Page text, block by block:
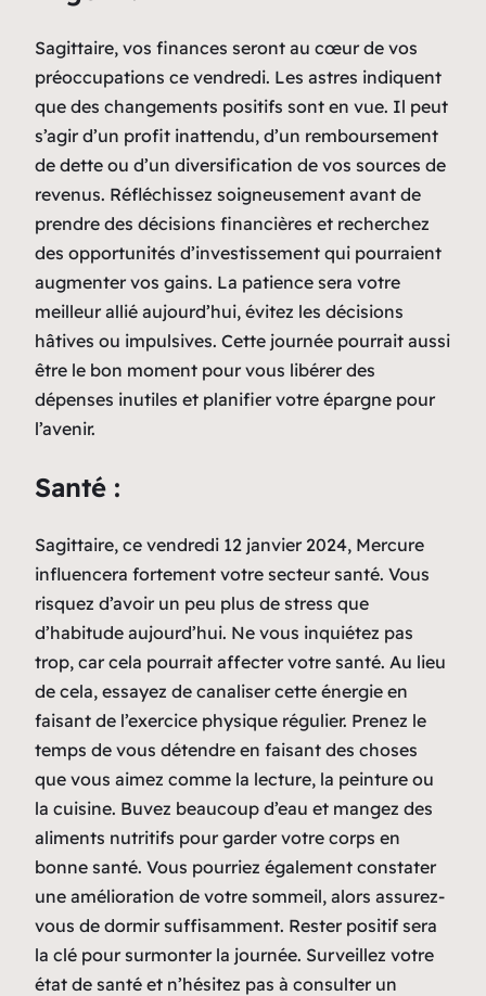
Sagittaire, vos finances seront au cœur de vos
préoccupations ce vendredi. Les astres indiquent
que des changements positifs sont en vue. Il peut
s’agir d’un profit inattendu, d’un remboursement
de dette ou d’un diversification de vos sources de
revenus. Réfléchissez soigneusement avant de
prendre des décisions financières et recherchez
des opportunités d’investissement qui pourraient
augmenter vos gains. La patience sera votre
meilleur allié aujourd’hui, évitez les décisions
hâtives ou impulsives. Cette journée pourrait aussi
être le bon moment pour vous libérer des
dépenses inutiles et planifier votre épargne pour
l’avenir.
Santé :
Sagittaire, ce vendredi 12 janvier 2024, Mercure
influencera fortement votre secteur santé. Vous
risquez d’avoir un peu plus de stress que
d’habitude aujourd’hui. Ne vous inquiétez pas
trop, car cela pourrait affecter votre santé. Au lieu
de cela, essayez de canaliser cette énergie en
faisant de l’exercice physique régulier. Prenez le
temps de vous détendre en faisant des choses
que vous aimez comme la lecture, la peinture ou
la cuisine. Buvez beaucoup d’eau et mangez des
aliments nutritifs pour garder votre corps en
bonne santé. Vous pourriez également constater
une amélioration de votre sommeil, alors assurez-
vous de dormir suffisamment. Rester positif sera
la clé pour surmonter la journée. Surveillez votre
état de santé et n’hésitez pas à consulter un